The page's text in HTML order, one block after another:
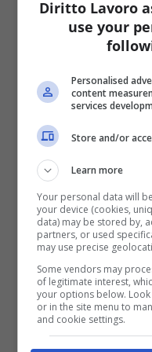
Bonus Busta
Dipendenti
Redazione
Bonus Busta
Diritto Lavoro
use your
Personalised
content
services
Store and/or
Learn more
Your personal data will
your device (cookies,
data) may be stored by,
partners, or used
may use precise
Some vendors may
of legitimate interest,
your options below.
or in the site menu to
and cookie settings.